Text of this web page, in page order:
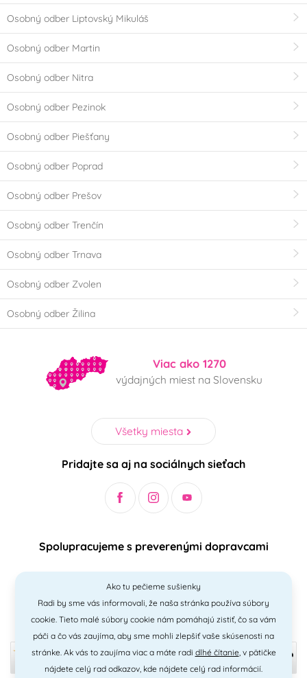
Osobný odber Liptovský Mikuláš
Osobný odber Martin
Osobný odber Nitra
Osobný odber Pezinok
Osobný odber Piešťany
Osobný odber Poprad
Osobný odber Prešov
Osobný odber Trenčín
Osobný odber Trnava
Osobný odber Zvolen
Osobný odber Žilina
Viac ako 1270
výdajných miest na Slovensku
Všetky miesta
Pridajte sa aj na sociálnych sieťach
Spolupracujeme s preverenými dopravcami
Bezpečný a jednoduchý spôsob platieb
Ako tu pečieme sušienky
Radi by sme vás informovali, že naša stránka používa súbory
cookie. Tieto malé súbory cookie nám pomáhajú zistiť, čo sa vám
páči a čo vás zaujíma, aby sme mohli zlepšiť vaše skúsenosti na
stránke. Ak vás to zaujíma viac a máte radi dlhé čítanie, v pätičke
nájdete celý rad odkazov, kde nájdete celý rad informácií.